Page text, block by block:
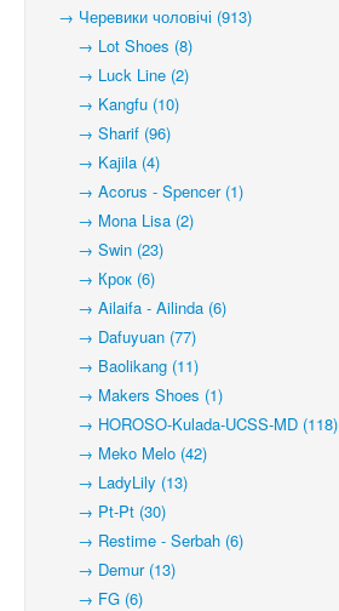
→ Черевики чоловічі (913)
→ Lot Shoes (8)
→ Luck Line (2)
→ Kangfu (10)
→ Sharif (96)
→ Kajila (4)
→ Acorus - Spencer (1)
→ Mona Lisa (2)
→ Swin (23)
→ Крок (6)
→ Ailaifa - Ailinda (6)
→ Dafuyuan (77)
→ Baolikang (11)
→ Makers Shoes (1)
→ HOROSO-Kulada-UCSS-MD (118)
→ Meko Melo (42)
→ LadyLily (13)
→ Pt-Pt (30)
→ Restime - Serbah (6)
→ Demur (13)
→ FG (6)